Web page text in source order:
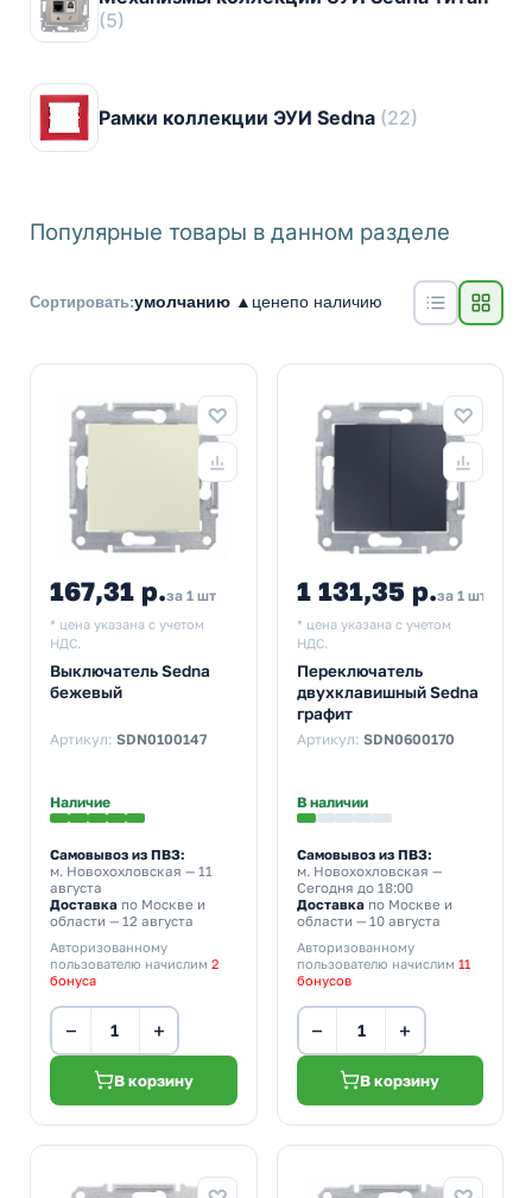
(5)
Рамки коллекции ЭУИ Sedna (22)
Популярные товары в данном разделе
Сортировать:умолчанию ▲ ценепо наличию
167,31 р.за 1 шт
* цена указана с учетом
НДС.
Выключатель Sedna
бежевый
Артикул: SDN0100147
Наличие
Самовывоз из ПВЗ:
м. Новохохловская — 11
августа
Доставка по Москве и
области — 12 августа
Авторизованному
пользователю начислим 2
бонуса
− +
В корзину
1 131,35 р.за 1 шт
* цена указана с учетом
НДС.
Переключатель
двухклавишный Sedna
графит
Артикул: SDN0600170
В наличии
Самовывоз из ПВЗ:
м. Новохохловская —
Сегодня до 18:00
Доставкапо Москве и
области — 10 августа
Авторизованному
пользователю начислим 11
бонусов
− +
В корзину